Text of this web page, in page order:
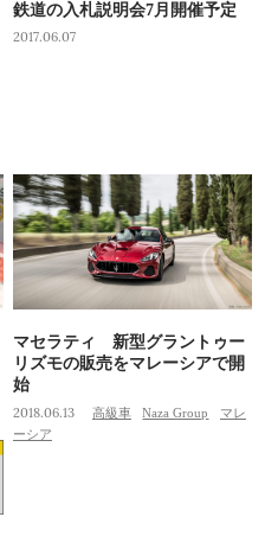
鉄道の入札説明会7月開催予定
2017.06.07
マセラティ 新型グラントゥー
リズモの販売をマレーシアで開
始
2018.06.13 高級車 Naza Group
マレ
ーシア